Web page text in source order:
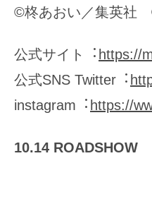
©︎柊あおい／集英社
公式サイト︓ https://
公式SNS Twitter︓
instagram︓ https://
10.14 ROADSHOW